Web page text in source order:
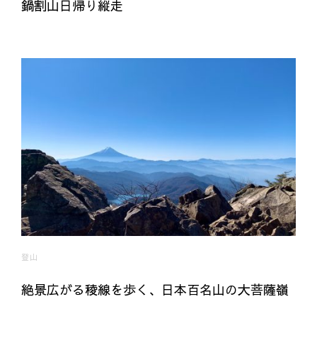
鍋割山日帰り縦走
登山
絶景広がる稜線を歩く、日本百名山の大菩薩嶺